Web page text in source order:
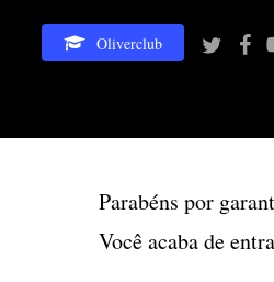
content
Oliverclub twitter
Parabéns por
Você acaba de